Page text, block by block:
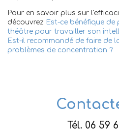
Pour en savoir plus sur
découvrez Est-ce bénéfique de
théâtre pour travailler son
Est-il recommandé de faire de
problèmes de concentration ?
Tél. 06 59